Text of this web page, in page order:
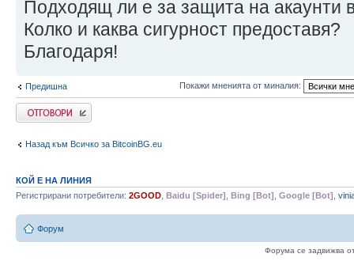
Подходящ ли е за защита на акаунти
Колко и каква сигурност предоставя?
Благодаря!
Предишна Покажи мненията от миналия:
Write comments
Назад към Всичко за BitcoinBG.eu
КОЙ Е НА ЛИНИЯ
Регистрирани потребители: 2GOOD Baidu [Spider] Bing [Bot] Google [Bot]
Форум
Форума се задвижва